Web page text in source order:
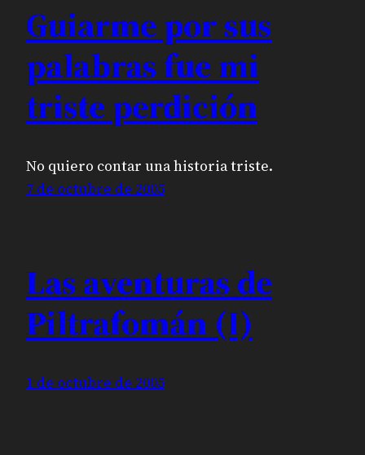
Guiarme por sus
palabras fue mi
triste perdición
No quiero contar una historia triste.
7 de octubre de 2005
Las aventuras de
Piltrafomán (I)
1 de octubre de 2005